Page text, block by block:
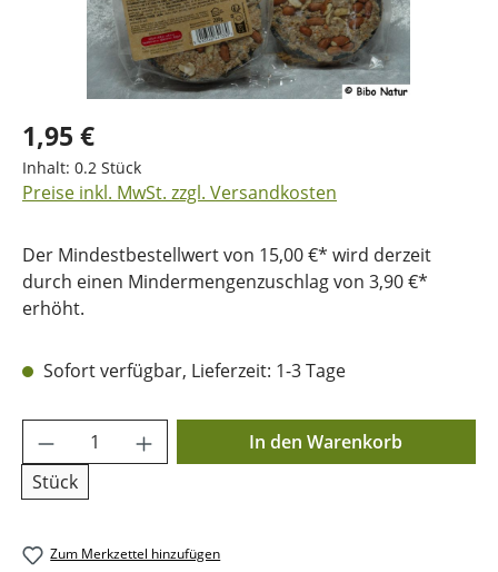
1,95 €
Inhalt: 0.2 Stück
Preise inkl. MwSt. zzgl. Versandkosten
Der Mindestbestellwert von 15,00 €* wird derzeit
durch einen Mindermengenzuschlag von 3,90 €*
erhöht.
Sofort verfügbar, Lieferzeit: 1-3 Tage
Produkt Anzahl: Gib den gewünschten
Stück
In den Warenkorb
Zum Merkzettel hinzufügen